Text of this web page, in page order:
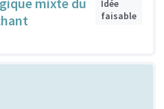
Idée
faisable